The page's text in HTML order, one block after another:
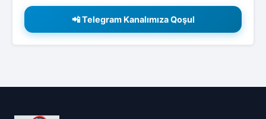
📲 Telegram Kanalımıza Qoşul